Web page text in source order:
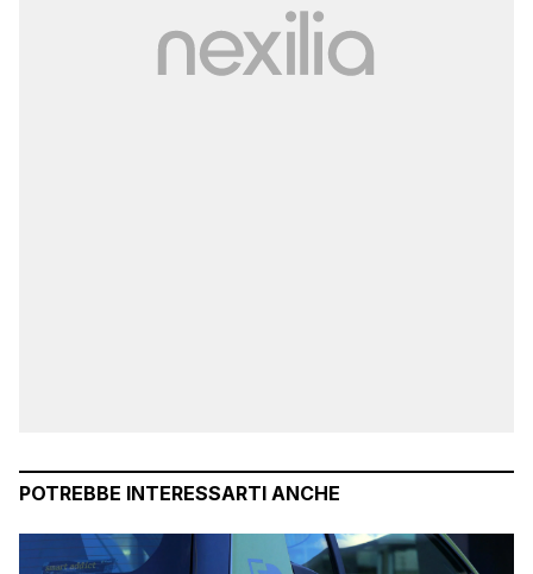
POTREBBE INTERESSARTI ANCHE